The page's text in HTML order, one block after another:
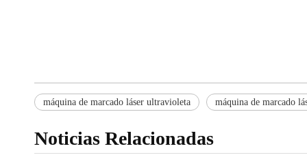
máquina de marcado láser ultravioleta máquina de marcado
Noticias Relacionadas